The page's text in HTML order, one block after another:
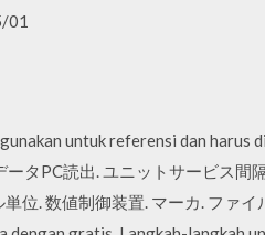
01
untuk referensi dan harus
タPC読出. ユニットサービス間
位. 数値制御装置. マーカ. ファ